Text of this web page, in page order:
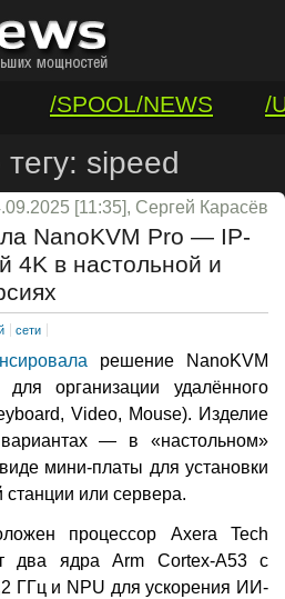
/SPOOL/NEWS
/
sipeed
[11:35], Сергей Карасёв
NanoKVM Pro — IP-
4K в настольной и
сети
решение NanoKVM
для организации удалённого
Video, Mouse). Изделие
— в «настольном»
мини-платы для установки
станции или сервера.
процессор Axera Tech
два ядра Arm Cortex-A53 с
ГГц и NPU для ускорения ИИ-